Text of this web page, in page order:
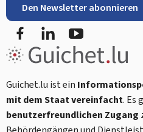
Den Newsletter abonnieren
FacebookLinkedIn
Guichet.lu ist ein
mit dem Staat vereinfacht. Es
benutzerfreundlichen Zugang